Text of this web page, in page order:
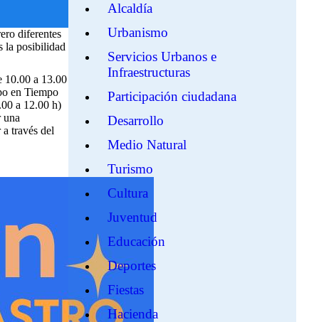
diferentes
la posibilidad
10.00 a 13.00
en Tiempo
a 12.00 h)
una
través del
Alcaldía
Urbanismo
Servicios Urbanos e
Infraestructuras
Participación ciudadana
Desarrollo
Medio Natural
Turismo
Cultura
Juventud
Educación
Deportes
Fiestas
Hacienda